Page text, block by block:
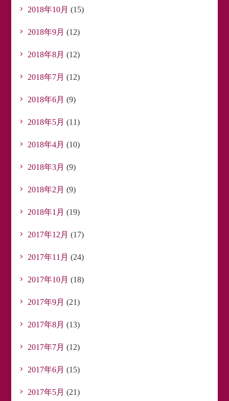
2018年10月 (15)
2018年9月 (12)
2018年8月 (12)
2018年7月 (12)
2018年6月 (9)
2018年5月 (11)
2018年4月 (10)
2018年3月 (9)
2018年2月 (9)
2018年1月 (19)
2017年12月 (17)
2017年11月 (24)
2017年10月 (18)
2017年9月 (21)
2017年8月 (13)
2017年7月 (12)
2017年6月 (15)
2017年5月 (21)